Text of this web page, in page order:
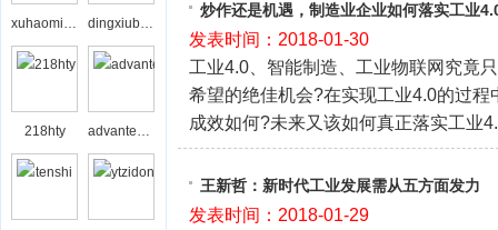
xuhaominghxxu dingxiubing
218hty advantechbj
炒作还是机遇，制造业企业如何落实工业
发表时间：2018-01-30
工业4.0、智能制造、工业物联网究竟
希望的绝佳机会?在实现工业4.0的过
成效如何?未来又该如何真正落实工业
王新哲：新时代工业发展需从五方面发力
发表时间：2018-01-29